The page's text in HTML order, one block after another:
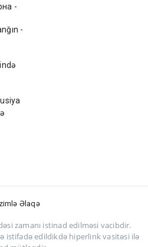
-
-
Əlaqə
zamanı istinad edilməsi vacibdir.
istifadə edildikdə hiperlink vasitəsi ilə